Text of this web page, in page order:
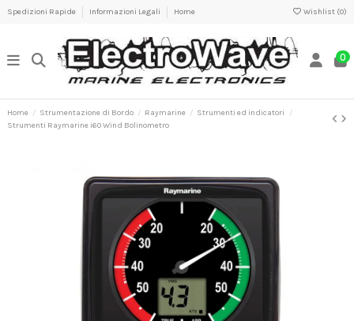
Spedizioni Rapide Informazioni Legali Home Wishlist (0)
0
Home Strumentazione di Bordo Raymarine
Strumenti ed indicatori
Strumenti Raymarine i60 Wind Bolinometro